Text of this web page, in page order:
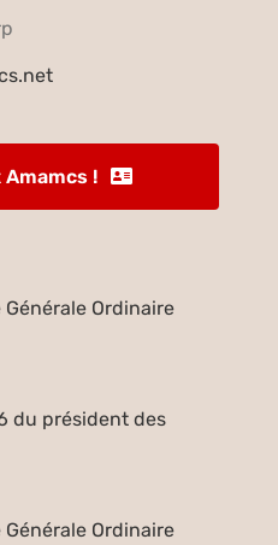
Amamcs !
Générale Ordinaire
du président des
Générale Ordinaire